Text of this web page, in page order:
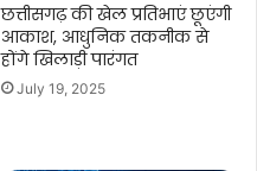
छत्तीसगढ़ की खेल प्रतिभाएं छूएंगी
आकाश, आधुनिक तकनीक से
होंगे खिलाड़ी पारंगत
July 19, 2025